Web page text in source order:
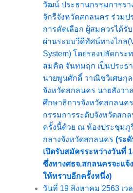
วัฒน์ ประธานกรรมการรา
จักรีจังหวัดสกลนคร ร่วมป
การคัดเลือก ผู้สมควรได้รั
ผ่านระบบวีดีทัศน์ทางไกล
System) โดยรองปลัดกระ
สมคิด จันทมฤก เป็นประธ
นายพูนศักดิ์ วาณิชวิเศษกุล
จังหวัดสกลนคร นายสังวา
ศึกษาธิการจังหวัดสกลนค
กรรมการระดับจังหวัดสก
ครั้งนี้ด้วย ณ ห้องประชุมภู
กลางจังหวัดสกลนคร (ระ
เปิดรับสมัครระหว่างวันที่
ซึ่งทางศธจ.สกลนครจะแจ้
ให้ทราบอีกครั้งหนึ่ง)
วันที่ 19 สิงหาคม 2563 เว